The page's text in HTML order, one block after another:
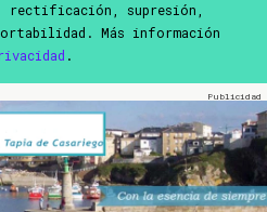
rectificación, supresión,
Más información
.